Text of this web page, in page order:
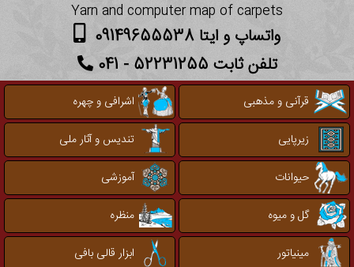
Yarn and computer map of carpets
واتساپ و ایتا 09149655538
تلفن ثابت 52231255 - 041
قرآنی و مذهبی
اشرافی و چهره
زیرپایی
تندیس و آثار ملی
حیوانات
آموزشی
گل و میوه
منظره
مینیاتور
ابزار قالی بافی